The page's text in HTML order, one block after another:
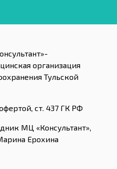
организация
Тульской
ст. 437 ГК РФ
МЦ «Консультант»,
Ерохина